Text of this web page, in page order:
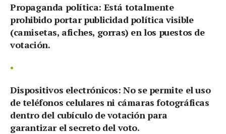
Propaganda política: Está totalmente
prohibido portar publicidad política visible
(camisetas, afiches, gorras) en los puestos de
votación.
Dispositivos electrónicos: No se permite el uso
de teléfonos celulares ni cámaras fotográficas
dentro del cubículo de votación para
garantizar el secreto del voto.